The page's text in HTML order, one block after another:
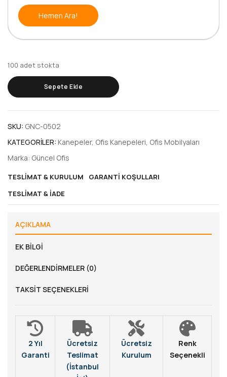
Hemen Ara!
100 adet stokta
Sepete Ekle
SKU: GNC-0502
KATEGORILER: Kanepeler, Ofis Kanepeleri, Ofis Mobilyaları
Marka: Güncel Ofis
TESLIMAT & KURULUM
GARANTI KOŞULLARI
TESLIMAT & İADE
AÇIKLAMA
EK BILGI
DEĞERLENDIRMELER (0)
TAKSIT SEÇENEKLERI
2 Yıl
Garanti
Ücretsiz
Teslimat
(İstanbul
Ücretsiz
Kurulum
Renk
Seçenekli